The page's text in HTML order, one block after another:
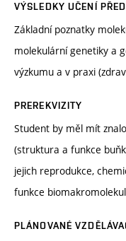
VÝSLEDKY UČENÍ
Základní poznatky
molekulární genetiky a
výzkumu a v praxi
PREREKVIZITY
Student by měl mít
(struktura a funkce
jejich reprodukce,
funkce
PLÁNOVANÉ